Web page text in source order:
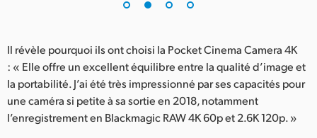
Il révèle pourquoi ils ont choisi la Pocket Cinema Camera 4K
: « Elle offre un excellent équilibre entre la qualité d’image et
la portabilité. J’ai été très impressionné par ses capacités pour
une caméra si petite à sa sortie en 2018, notamment
l’enregistrement en Blackmagic RAW 4K 60p et 2.6K 120p. »